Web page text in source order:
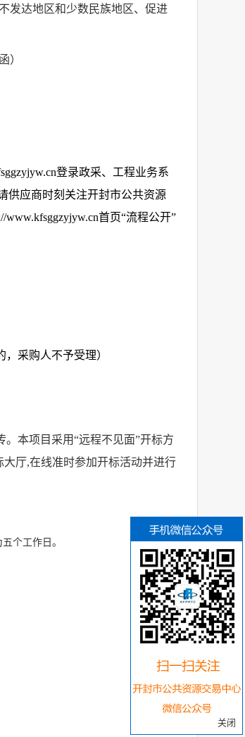
关闭
发达地区和少数民族地区、促进
）
登录政采、工程业务系
供应商时刻关注开封市公共资源
www.kfsggzyjyw.cn首页“流程公开”
采购人不予受理）
本项目采用“远程不见面”开标方
大厅,在线准时参加开标活动并进行
个工作日。